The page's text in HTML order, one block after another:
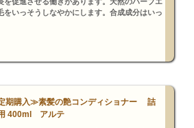
をいっそうしなやかにします。合成成分はいっ
期購入≫素髪の艶コンディショナー 詰
400ml アルテ